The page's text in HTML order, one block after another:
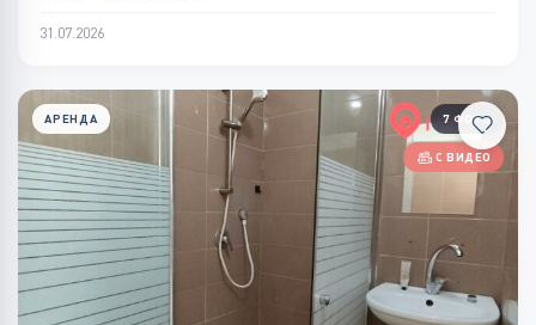
31.07.2026
7 ФОТО
С ВИДЕО
АРЕНДА